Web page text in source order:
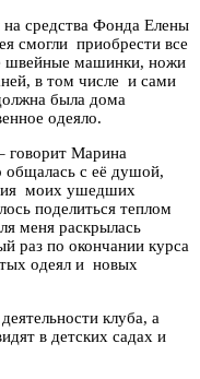
средства Фонда Елены
смогли приобрести все
швейные машинки, ножи
в том числе и сами
была дома
одеяло.
говорит Марина
общалась с её душой,
моих ушедших
поделиться теплом
меня раскрылась
раз по окончании курса
одеял и новых
клуба, а
в детских садах и